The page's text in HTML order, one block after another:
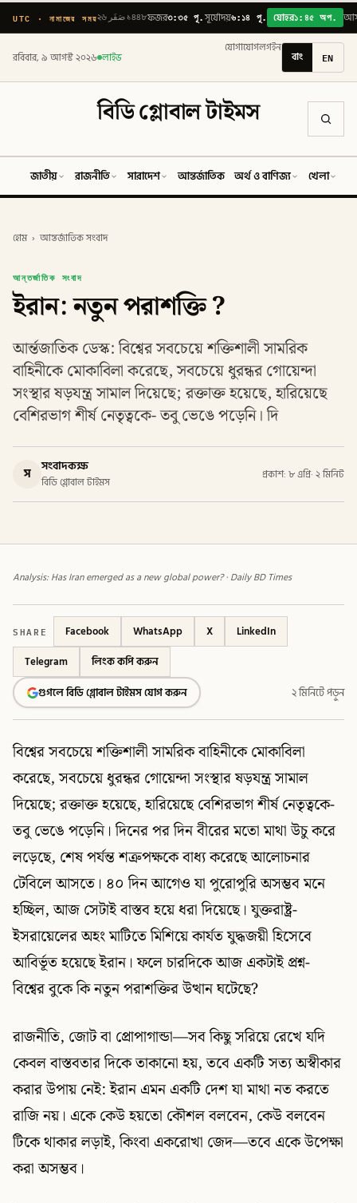
UTC · নামাজের সময় ২৬ صَفَر ১৪৪৮ফজর৩:৩৫ পূ.সূর্যোদয়৬:১৪ পূ. যোহর১:৪৫ অপ.
রবিবার, ৯ আগস্ট ২০২৬ লাইভ
যোগাযোগলগইন
বাং EN
বিডি গ্লোবাল টাইমস
জাতীয় রাজনীতি সারাদেশ আন্তর্জাতিক অর্থ ও বাণিজ্য খেলা
হোম › আন্তর্জাতিক সংবাদ
আন্তর্জাতিক সংবাদ
ইরান: নতুন পরাশক্তি ?
আর্ন্তজাতিক ডেস্ক: বিশ্বের সবচেয়ে শক্তিশালী সামরিক
বাহিনীকে মোকাবিলা করেছে, সবচেয়ে ধুরন্ধর গোয়েন্দা
সংস্থার ষড়যন্ত্র সামাল দিয়েছে; রক্তাক্ত হয়েছে, হারিয়েছে
বেশিরভাগ শীর্ষ নেতৃত্বকে- তবু ভেঙে পড়েনি। দি
স সংবাদকক্ষ
বিডি গ্লোবাল টাইমস
প্রকাশ: ৮ এপ্রি· ২ মিনিট
Analysis: Has Iran emerged as a new global power? · Daily BD Times
SHARE Facebook WhatsApp X
LinkedIn
Telegram
লিংক কপি করুন
গুগলে বিডি গ্লোবাল টাইমস যোগ করুন
২ মিনিটে পড়ুন
বিশ্বের সবচেয়ে শক্তিশালী সামরিক বাহিনীকে মোকাবিলা
করেছে, সবচেয়ে ধুরন্ধর গোয়েন্দা সংস্থার ষড়যন্ত্র সামাল
দিয়েছে; রক্তাক্ত হয়েছে, হারিয়েছে বেশিরভাগ শীর্ষ নেতৃত্বকে-
তবু ভেঙে পড়েনি। দিনের পর দিন বীরের মতো মাথা উচু করে
লড়েছে, শেষ পর্যন্ত শত্রুপক্ষকে বাধ্য করেছে আলোচনার
টেবিলে আসতে। ৪০ দিন আগেও যা পুরোপুরি অসম্ভব মনে
হচ্ছিল, আজ সেটাই বাস্তব হয়ে ধরা দিয়েছে। যুক্তরাষ্ট্র-
ইসরায়েলের অহং মাটিতে মিশিয়ে কার্যত যুদ্ধজয়ী হিসেবে
আবির্ভূত হয়েছে ইরান। ফলে চারদিকে আজ একটাই প্রশ্ন-
বিশ্বের বুকে কি নতুন পরাশক্তির উত্থান ঘটেছে?
রাজনীতি, জোট বা প্রোপাগান্ডা—সব কিছু সরিয়ে রেখে যদি
কেবল বাস্তবতার দিকে তাকানো হয়, তবে একটি সত্য অস্বীকার
করার উপায় নেই: ইরান এমন একটি দেশ যা মাথা নত করতে
রাজি নয়। একে কেউ হয়তো কৌশল বলবেন, কেউ বলবেন
টিকে থাকার লড়াই, কিংবা একরোখা জেদ—তবে একে উপেক্ষা
করা অসম্ভব।